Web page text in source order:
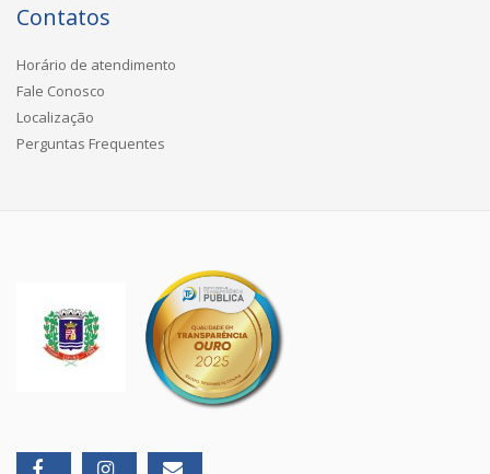
Contatos
Horário de atendimento
Fale Conosco
Localização
Perguntas Frequentes